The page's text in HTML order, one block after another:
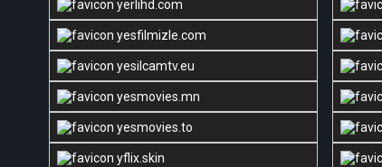
yerlihd.com
yesfilmizle.com
yesilcamtv.eu
yesmovies.mn
yesmovies.to
yflix.skin